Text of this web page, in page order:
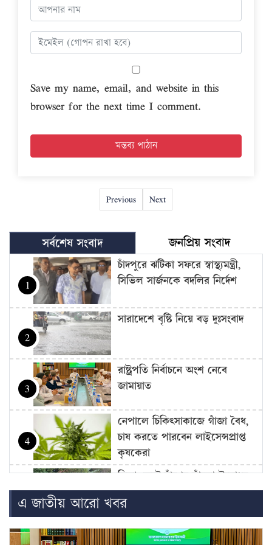
Save my name, email, and website in this
browser for the next time I comment.
Previous Next
সর্বশেষ সংবাদ জনপ্রিয় সংবাদ
1
চাঁদপুরে ঝটিকা সফরে স্বাস্থ্যমন্ত্রী,
সিভিল সার্জনকে বদলির নির্দেশ
2
সারাদেশে বৃষ্টি নিয়ে বড় দুঃসংবাদ
3
রাষ্ট্রপতি নির্বাচনে অংশ নেবে
জামায়াত
4
নেপালে চিকিৎসাকাজে গাঁজা বৈধ,
চাষ করতে পারবেন লাইসেন্সপ্রাপ্ত
কৃষকেরা
5
ফিতা কেটে বাঁশের সাঁকো উদ্বোধন
বিএনপি নেতার, সমালোচনার ঝড়
বেসরকারি পর্যায়ে জ্বালানি আমদানি
এ জাতীয় আরো খবর